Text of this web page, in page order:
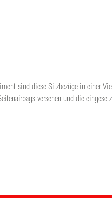
sind diese Sitzbezüge in einer
versehen und die